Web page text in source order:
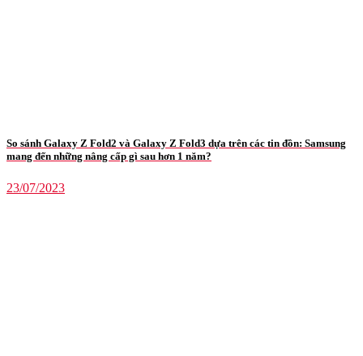
So sánh Galaxy Z Fold2 và Galaxy Z Fold3 dựa trên các tin đồn: Samsung
mang đến những nâng cấp gì sau hơn 1 năm?
23/07/2023